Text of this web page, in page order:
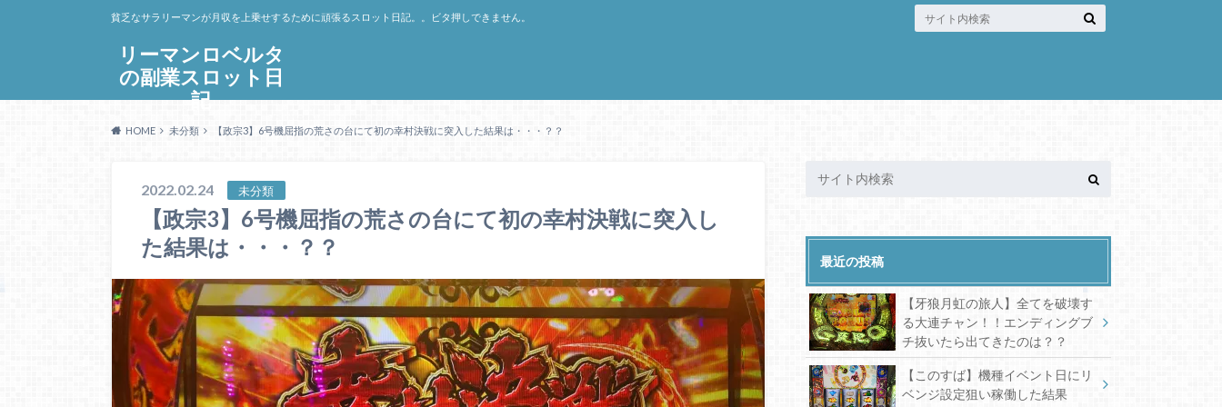
リーマンロベルタ
の副業スロット日
記
貧乏なサラリーマンが月収を上乗せするために頑張るスロット日記。。ビタ押しできません。
HOME 未分類 【政宗3】6号機屈指の荒さの台にて初の幸村決戦に突入した結果は・・・？？
2022.02.24 未分類
【政宗3】6号機屈指の荒さの台にて初の幸村決戦に突入し
た結果は・・・？？
最近の投稿
【牙狼月虹の旅人】全てを破壊す
る大連チャン！！エンディングブ
チ抜いたら出てきたのは？？
【このすば】機種イベント日にリ
ベンジ設定狙い稼働した結果